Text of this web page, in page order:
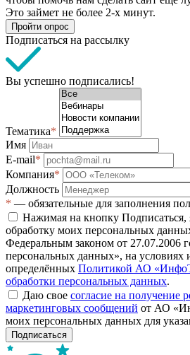
Это займет не более 2-х минут.
Пройти опрос
Подписаться на рассылку
Вы успешно подписались!
Тематика*
Имя
E-mail*
Компания*
Должность
* — обязательные для заполнения
Нажимая на кнопку Подписаться,
обработку моих персональных
Федеральным законом от 27.07.2006
персональных данных», на условиях
определённых Политикой АО
обработки персональных данных.
Даю свое согласие на получение
маркетинговых сообщений от АО
моих персональных данных для
Подписаться